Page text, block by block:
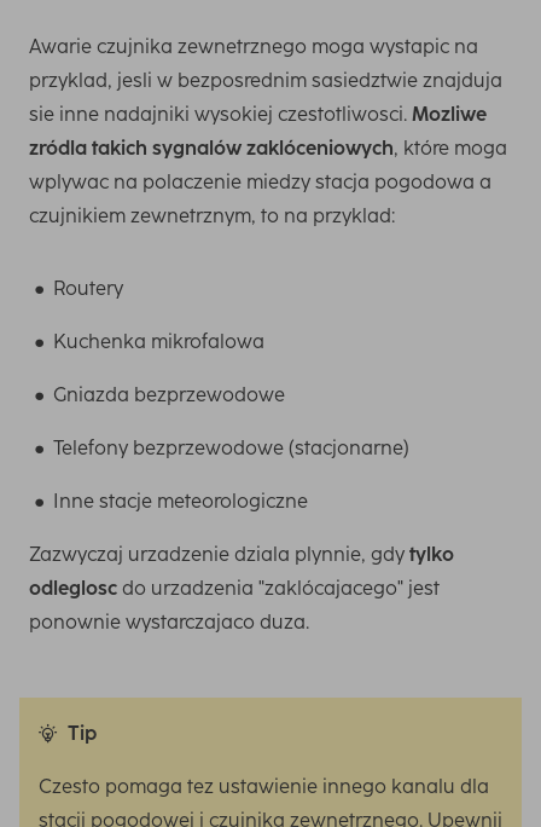
Awarie czujnika zewnetrznego moga wystapic na
przyklad, jesli w bezposrednim sasiedztwie znajduja
sie inne nadajniki wysokiej czestotliwosci. Mozliwe
zródla takich sygnalów zaklóceniowych, które moga
wplywac na polaczenie miedzy stacja pogodowa a
czujnikiem zewnetrznym, to na przyklad:
Routery
Kuchenka mikrofalowa
Gniazda bezprzewodowe
Telefony bezprzewodowe (stacjonarne)
Inne stacje meteorologiczne
Zazwyczaj urzadzenie dziala plynnie, gdy tylko
odleglosc do urzadzenia "zaklócajacego" jest
ponownie wystarczajaco duza.
Tip
Czesto pomaga tez ustawienie innego kanalu dla
stacji pogodowej i czujnika zewnetrznego. Upewnij